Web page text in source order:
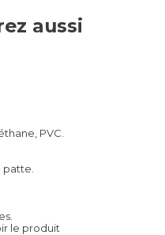
aussi
PVC.
le produit